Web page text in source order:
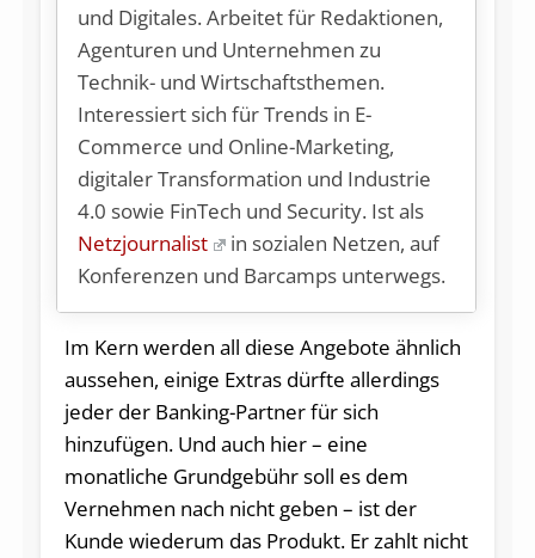
und Digitales. Arbeitet für Redaktionen,
Agenturen und Unternehmen zu
Technik- und Wirtschaftsthemen.
Interessiert sich für Trends in E-
Commerce und Online-Marketing,
digitaler Transformation und Industrie
4.0 sowie FinTech und Security. Ist als
Netzjournalist
in sozialen Netzen, auf
Konferenzen und Barcamps unterwegs.
Im Kern werden all diese Angebote ähnlich
aussehen, einige Extras dürfte allerdings
jeder der Banking-Partner für sich
hinzufügen. Und auch hier – eine
monatliche Grundgebühr soll es dem
Vernehmen nach nicht geben – ist der
Kunde wiederum das Produkt. Er zahlt nicht